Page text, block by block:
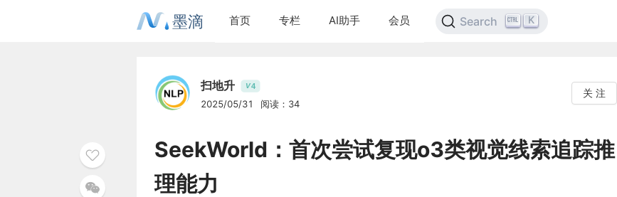
墨滴 首页 专栏 AI助手 会员 Search K
扫地升 V4
2025/05/31 阅读：34
关 注
SeekWorld：首次尝试复现o3类视觉线索追踪推
理能力